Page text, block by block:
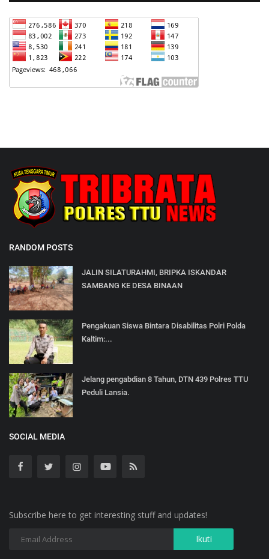
RANDOM POSTS
JALIN SILATURAHMI, BRIPKA ISKANDAR
SAMBANG KE DESA BINAAN
Pengakuan Siswa Bintara Disabilitas Polri Polda
Kaltim:...
Jelang pengabdian 8 Tahun, DTN 439 Polres TTU
Peduli Lansia.
SOCIAL MEDIA
Subscribe here to get interesting stuff and updates!